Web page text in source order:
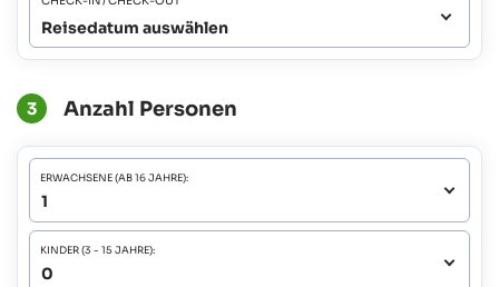
Reisedatum auswählen
3 Anzahl Personen
ERWACHSENE (AB 16 JAHRE):
KINDER (3 - 15 JAHRE):